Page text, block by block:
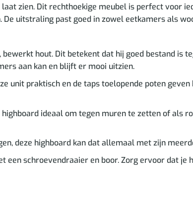
zien. Dit rechthoekige meubel is perfect voor
uitstraling past goed in zowel eetkamers als
hout. Dit betekent dat hij goed bestand is
aan kan en blijft er mooi uitzien.
unit praktisch en de taps toelopende poten
ideaal om tegen muren te zetten of als
deze highboard kan dat allemaal met zijn
een schroevendraaier en boor. Zorg ervoor dat